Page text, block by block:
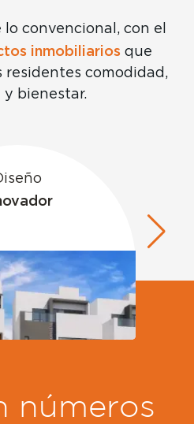
lo convencional, con el
inmobiliarios que
residentes comodidad,
bienestar.
números